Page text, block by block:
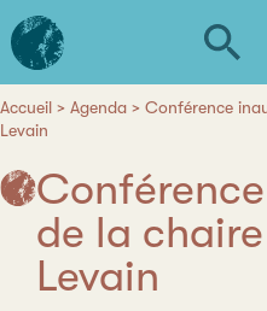
Aller
au
contenu
L'institut
d'études
avancées
de
Nantes
Fil
d'Ariane
Accueil Agenda
Conférence
Levain
de la
Levain